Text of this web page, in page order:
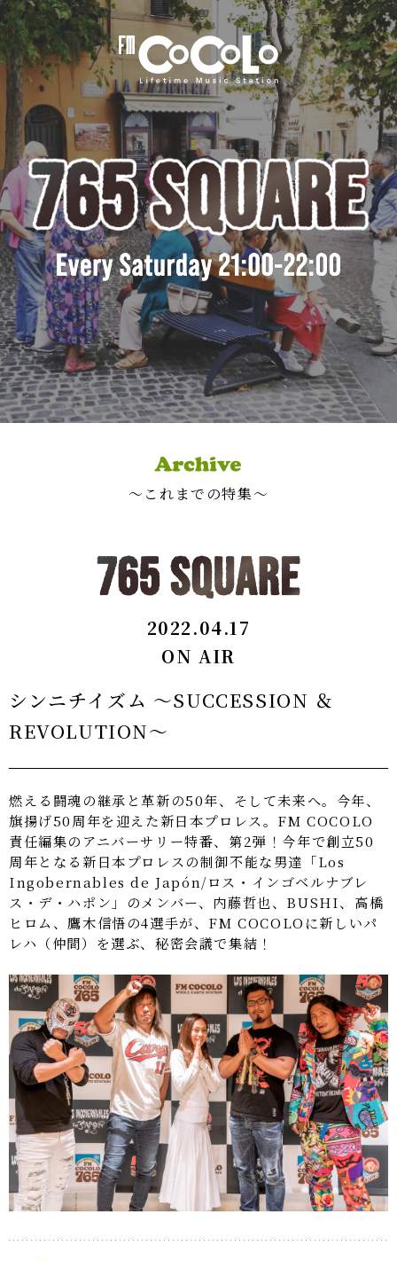
〜これまでの特集〜
2022.04.17
ON AIR
シンニチイズム ～SUCCESSION ＆
REVOLUTION～
燃える闘魂の継承と革新の50年、そして未来へ。今年、
旗揚げ50周年を迎えた新日本プロレス。FM COCOLO
責任編集のアニバーサリー特番、第2弾！今年で創立50
周年となる新日本プロレスの制御不能な男達「Los
Ingobernables de Japón/ロス・インゴベルナブレ
ス・デ・ハポン」のメンバー、内藤哲也、BUSHI、高橋
ヒロム、鷹木信悟の4選手が、FM COCOLOに新しいパ
レハ（仲間）を選ぶ、秘密会議で集結！